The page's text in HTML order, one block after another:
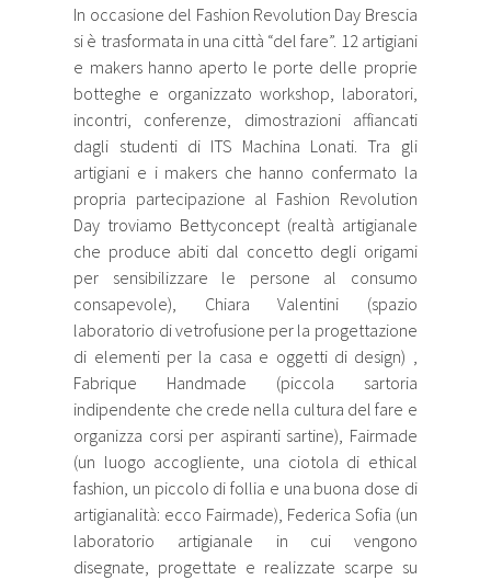
In occasione del Fashion Revolution Day Brescia
si è trasformata in una città “del fare”. 12 artigiani
e makers hanno aperto le porte delle proprie
botteghe e organizzato workshop, laboratori,
incontri, conferenze, dimostrazioni affiancati
dagli studenti di ITS Machina Lonati. Tra gli
artigiani e i makers che hanno confermato la
propria partecipazione al Fashion Revolution
Day troviamo Bettyconcept (realtà artigianale
che produce abiti dal concetto degli origami
per sensibilizzare le persone al consumo
consapevole), Chiara Valentini (spazio
laboratorio di vetrofusione per la progettazione
di elementi per la casa e oggetti di design) ,
Fabrique Handmade (piccola sartoria
indipendente che crede nella cultura del fare e
organizza corsi per aspiranti sartine), Fairmade
(un luogo accogliente, una ciotola di ethical
fashion, un piccolo di follia e una buona dose di
artigianalità: ecco Fairmade), Federica Sofia (un
laboratorio artigianale in cui vengono
disegnate, progettate e realizzate scarpe su